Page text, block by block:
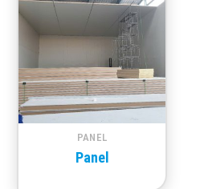
PANEL
Panel